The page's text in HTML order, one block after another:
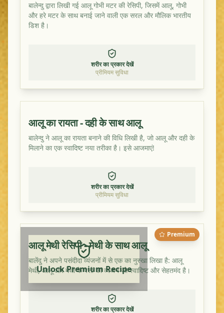
बालेन्दु द्वारा लिखी गई आलू गोभी मटर की रेसिपी, जिसमें आलू, गोभी
और हरे मटर के साथ बनाई जाने वाली एक सरल और मौलिक भारतीय
डिश है।
शरीर का प्रकार देखें
प्रीमियम सुविधा
आलू का रायता - दही के साथ आलू
बालेन्दु ने आलू का रायता बनाने की विधि लिखी है, जो आलू और दही के
मिलाने का एक स्वादिष्ट नया तरीका है। इसे आजमाएं!
शरीर का प्रकार देखें
प्रीमियम सुविधा
Premium
Unlock Premium Recipe
आलू मेथी रेसिपी - मेथी के साथ आलू
बालेंदु ने अपने पसंदीदा व्यंजनों में से एक का नुस्खा लिखा है: आलू
मेथी, आलू और मेथी के पत्तों का व्यंजन जो स्वादिष्ट और सेहतमंद है।
शरीर का प्रकार देखें